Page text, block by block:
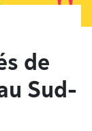
de
Sud-